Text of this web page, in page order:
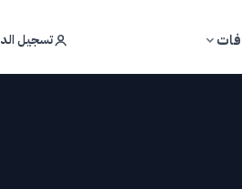
تسجيل